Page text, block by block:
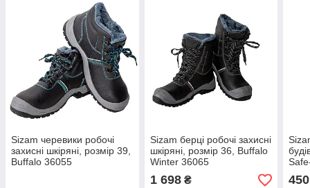
Sizam черевики робочі
захисні шкіряні, розмір 39,
Buffalo 36055
Sizam берці робочі захисні
шкіряні, розмір 36, Buffalo
Winter 36065
1 698₴ 450